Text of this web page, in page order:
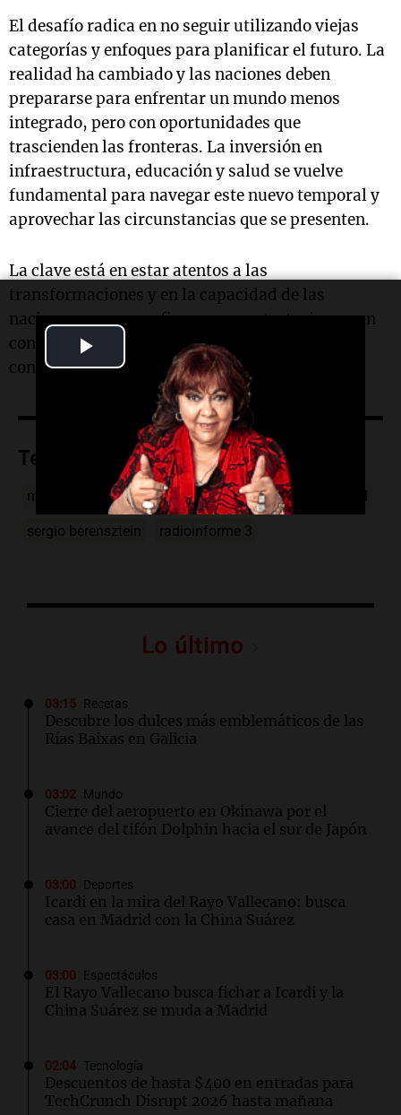
Video
El desafío radica en no seguir utilizando viejas
categorías y enfoques para planificar el futuro. La
realidad ha cambiado y las naciones deben
prepararse para enfrentar un mundo menos
integrado, pero con oportunidades que
trascienden las fronteras. La inversión en
infraestructura, educación y salud se vuelve
fundamental para navegar este nuevo temporal y
aprovechar las circunstancias que se presenten.
La clave está en estar atentos a las
transformaciones y en la capacidad de las
naciones para reconfigurar sus estrategias en un
contexto internacional que ya no es el que
conocíamos.
Temas
mundo unilateral argentina cambios
sergio berensztein radioinforme 3
Lo último
03:15 Recetas
Descubre los dulces más emblemáticos de las
Rías Baixas en Galicia
03:02 Mundo
Cierre del aeropuerto en Okinawa por el
avance del tifón Dolphin hacia el sur de Japón
03:00 Deportes
Icardi en la mira del Rayo Vallecano: busca
casa en Madrid con la China Suárez
03:00 Espectáculos
El Rayo Vallecano busca fichar a Icardi y la
China Suárez se muda a Madrid
02:04 Tecnología
Descuentos de hasta $400 en entradas para
TechCrunch Disrupt 2026 hasta mañana